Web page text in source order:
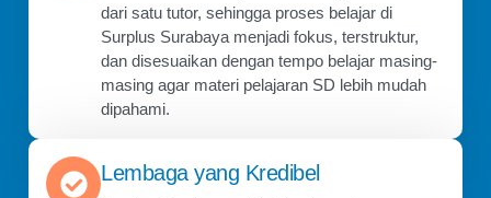
dari satu tutor, sehingga proses belajar di
Surplus Surabaya menjadi fokus, terstruktur,
dan disesuaikan dengan tempo belajar masing-
masing agar materi pelajaran SD lebih mudah
dipahami.
Lembaga yang Kredibel